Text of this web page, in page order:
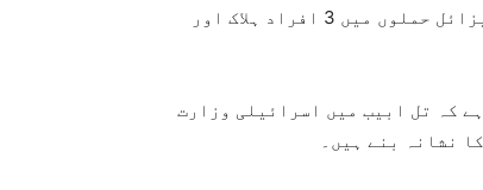
ترک نیوز ایجنسی انادولو کے مطابق اسرائیل پر ایرانی میزائل حملوں میں 3 افراد ہلاک اور
کہ تل ابیب میں اسرائیلی وزارت
نشانہ بنے ہیں۔